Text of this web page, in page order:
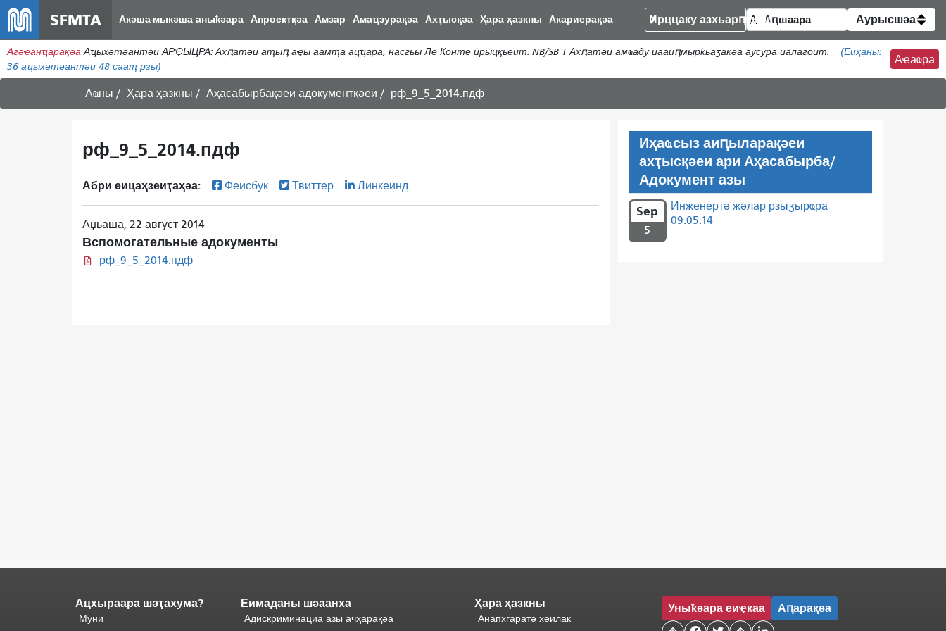
основному
содержаниу
SFMTA Акәша-мыкәша аныҟәара Апроектқәа Амзар Амаҵзурақәа Ахҭысқәа Ҳара ҳазкны Акариерақәа Ирццаку азхьарԥшқәа Аурысшәа
Агәҽанҵарақәа Аҵыхәтәантәи АРҾЫЦРА: Ахԥатәи аҭыԥ аҿы аамҭа ацҵара, насгьы Ле Конте ирыцқьеит. NB/SB T Ахԥатәи амҩаду иааиԥмырҟьаӡакәа аусура иалагоит.
(Еиҳаны:
36 аҵыхәтәантәи 48 сааҭ рзы)
Аҽаҩра
Аҩны Ҳара ҳазкны Аҳасабырбақәеи адокументқәеи рф_9_5_2014.пдф
рф_9_5_2014.пдф
Абри еицаҳзеиҭаҳәа: Феисбук Твиттер Линкеинд
Аџьаша, 22 август 2014
Вспомогательные адокументы
рф_9_5_2014.пдф
Иҳаҩсыз аиԥыларақәеи
ахҭысқәеи ари Аҳасабырба/
Адокумент азы
Sep
5
Инженертә жәлар рзыӡырҩра
09.05.14
Адаҟьа
аҵакы
Ацхыраара шәҭахума?
Муни
Еимаданы шәаанха
Адискриминациа азы ачҳарақәа
Ҳара ҳазкны
Анапхгаратә хеилак
Уныҟәара еиҿкаа Аԥарақәа